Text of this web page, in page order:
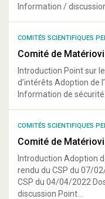
Information /
COMITÉS SCIENTIFIQUES
Comité de
Introduction Point sur
d’intérêts Adoption de
Information de sécurité
COMITÉS SCIENTIFIQUES
Comité de
Introduction Adoption
rendu du CSP du 07/
CSP du 04/04/2022
discussion Point...